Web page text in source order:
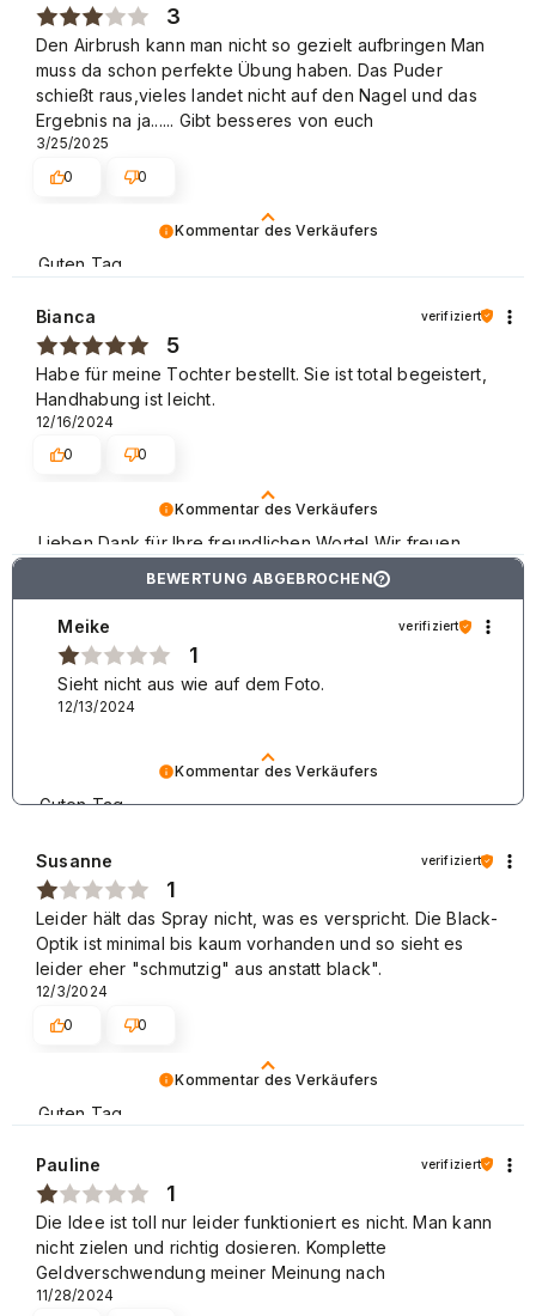
Kommentar des Verkäufers
Guten Tag,
dass unser Produkt nicht zu Ihrer vollen Zufriedenheit
ist. Dies ist ein Zeichen dafür, dass wir uns diesen Artikel
genauer ansehen sollen. Das werden wir auch tun.
Beste Grüße, NEONAIL Team.
3
Den Airbrush kann man nicht so gezielt aufbringen Man
muss da schon perfekte Übung haben. Das Puder
schießt raus,vieles landet nicht auf den Nagel und das
Ergebnis na ja...... Gibt besseres von euch
3/25/2025
0
0
Kommentar des Verkäufers
Lieben Dank für Ihre freundlichen Worte! Wir freuen
uns, dass der Einkauf problemlos verlaufen ist und wir
unseren Kunden einen guten Service bieten können.
Danke nochmal! Mit freundlichen Grüßen
Bianca verifiziert
5
Habe für meine Tochter bestellt. Sie ist total begeistert,
Handhabung ist leicht.
12/16/2024
0
0
BEWERTUNG ABGEBROCHEN ?
Kommentar des Verkäufers
Guten Tag,
hinweisen, dass die Farben, die auf den Fotos zu sehen
sind, von den tatsächlichen Farben unserer Produkte
geringfügig abweichen können. Der Grund für die oben
genannten Unterschiede kann sogar in den
individuellen Einstellungen des Monitors des Computers
liegen. Die vorstehende Information schließt die Rechte
des Käufers nicht aus. Beste Grüße, NEONAIL Team.
Meike verifiziert
1
Sieht nicht aus wie auf dem Foto.
12/13/2024
Kommentar des Verkäufers
Guten Tag,
Wir bedauern sehr, dass Sie mit unserem Produkt
unzufrieden sind.
Melden Sie sich bitte direkt bei unserer
Beschwerdeabteilung, um das Problem genau zu
besprechen.
Susanne verifiziert
1
Leider hält das Spray nicht, was es verspricht. Die Black-
Optik ist minimal bis kaum vorhanden und so sieht es
leider eher "schmutzig" aus anstatt black".
12/3/2024
0
0
Pauline verifiziert
1
Die Idee ist toll nur leider funktioniert es nicht. Man kann
nicht zielen und richtig dosieren. Komplette
Geldverschwendung meiner Meinung nach
11/28/2024